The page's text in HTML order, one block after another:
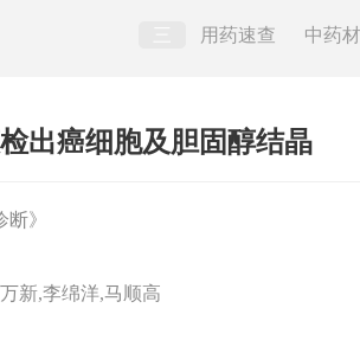
用药速查 中药
出癌细胞及胆固醇结晶
》
新,李绵洋,马顺高